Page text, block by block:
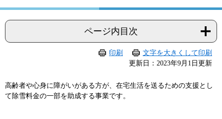
ページ内目次
印刷
文字を大きくして印刷
更新日：2023年9月1日更新
高齢者や心身に障がいがある方が、在宅生活を送るための支援とし
て除雪料金の一部を助成する事業です。